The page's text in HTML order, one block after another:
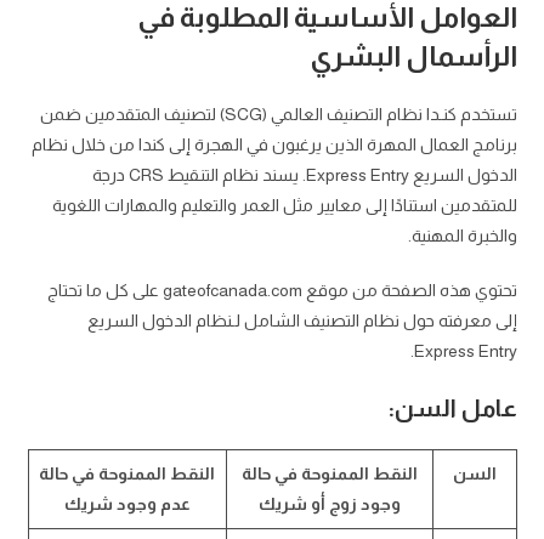
العوامل الأساسية المطلوبة في
الرأسمال البشري
تستخدم كنـدا نظام التصنيف العالمي (SCG) لتصنيف المتقدمين ضمن
برنامج العمال المهرة الذين يرغبون في الهجرة إلى كندا من خلال نظام
الدخول السريع Express Entry. يسند نظام التنقيط CRS درجة
للمتقدمين استنادًا إلى معايير مثل العمر والتعليم والمهارات اللغوية
والخبرة المهنية.
تحتوي هذه الصفحة من موقع gateofcanada.com على كل ما تحتاج
إلى معرفته حول نظام التصنيف الشامل لـنظام الدخول السريع
Express Entry.
عامل السن:
السن
النقط الممنوحة في حالة
وجود زوج أو شريك
النقط الممنوحة في حالة
عدم وجود شريك